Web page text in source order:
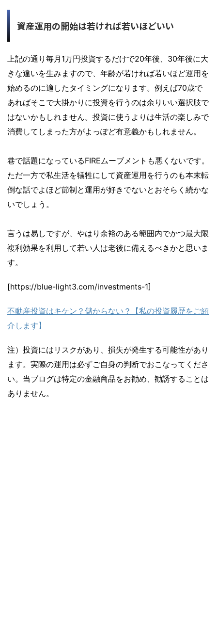
資産運用の開始は若ければ若いほどいい
上記の通り毎月1万円投資するだけで20年後、30年後に大
きな違いを生みますので、 年齢が若ければ若いほど運用を
始めるのに適したタイミングになります。例えば70歳で
あればそこで大掛かりに投資を行うのは余りいい選択肢で
はないかもしれません。投資に使うよりは生活の楽しみで
消費してしまった方がよっぽど有意義かもしれません。
巷で話題になっているFIREムーブメントも悪くないです。
ただ一方で私生活を犠牲にして資産運用を行うのも本末転
倒な話でよほど節制と運用が好きでないとおそらく続かな
いでしょう。
言うは易しですが、やはり余裕のある範囲内でかつ最大限
複利効果を利用して若い人は老後に備えるべきかと思いま
す。
[https://blue-light3.com/investments-1]
不動産投資はキケン？儲からない？【私の投資履歴をご紹
介します】
注）投資にはリスクがあり、損失が発生する可能性があり
ます。実際の運用は必ずご自身の判断でおこなってくださ
い。当ブログは特定の金融商品をお勧め、勧誘することは
ありません。